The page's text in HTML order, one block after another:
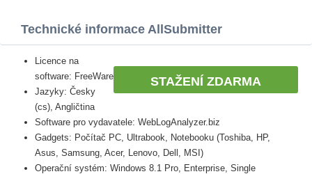
Technické informace AllSubmitter
STAŽENÍ ZDARMA
Licence na
software: FreeWare
Jazyky: Česky
(cs), Angličtina
Software pro vydavatele: WebLogAnalyzer.biz
Gadgets: Počítač PC, Ultrabook, Notebooku (Toshiba, HP,
Asus, Samsung, Acer, Lenovo, Dell, MSI)
Operační systém: Windows 8.1 Pro, Enterprise, Single